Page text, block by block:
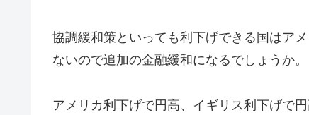
協調緩和策といっても利下げできる国はア
ないので追加の金融緩和になるでしょうか。
アメリカ利下げで円高、イギリス利下げで